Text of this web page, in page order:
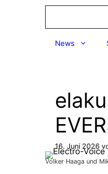
News
16. Juni 2026
Volker Haaga und